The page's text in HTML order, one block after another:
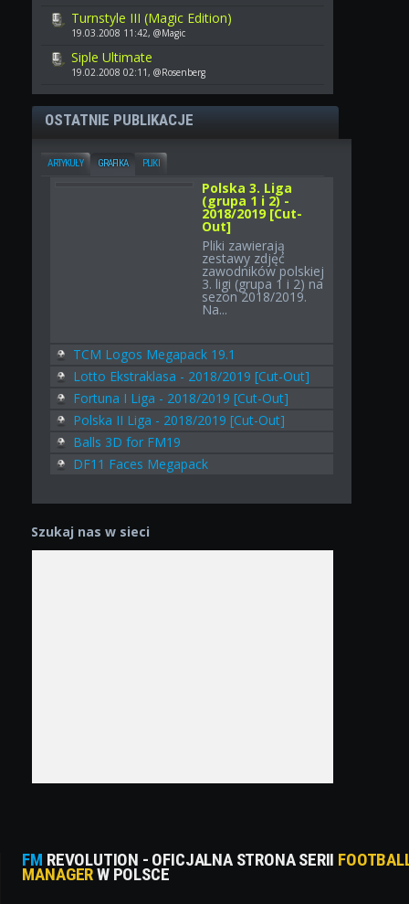
Turnstyle III (Magic Edition)
19.03.2008 11:42, @Magic
Siple Ultimate
19.02.2008 02:11, @Rosenberg
OSTATNIE PUBLIKACJE
ARTYKUŁY GRAFIKA PLIKI
Polska 3. Liga
(grupa 1 i 2) -
2018/2019 [Cut-
Out]
Pliki zawierają
zestawy zdjęć
zawodników polskiej
3. ligi (grupa 1 i 2) na
sezon 2018/2019.
Na...
TCM Logos Megapack 19.1
Lotto Ekstraklasa - 2018/2019 [Cut-Out]
Fortuna I Liga - 2018/2019 [Cut-Out]
Polska II Liga - 2018/2019 [Cut-Out]
Balls 3D for FM19
DF11 Faces Megapack
Szukaj nas w sieci
FM REVOLUTION - OFICJALNA STRONA SERII
MANAGERW POLSCE